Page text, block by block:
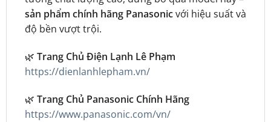
sản phẩm chính hãng Panasonicvới hiệu suất và
độ bền vượt trội.
🌿 Trang Chủ Điện Lạnh Lê Phạm
https://dienlanhlepham.vn/
🌿 Trang Chủ Panasonic Chính Hãng
https://www.panasonic.com/vn/